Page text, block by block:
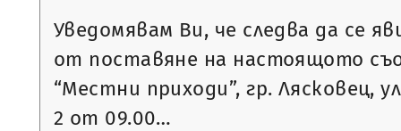
Уведомявам Ви, че следва да се
от поставяне на настоящото
“Местни приходи”, гр. Лясковец,
2 от 09.00…